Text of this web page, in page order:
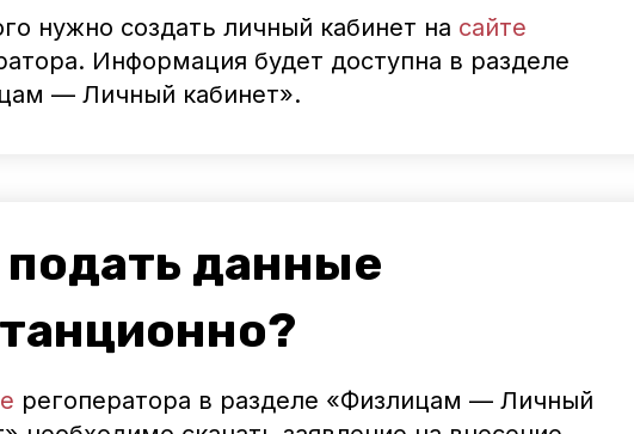
нужно создать личный кабинет на сайте
Информация будет доступна в разделе
— Личный кабинет».
подать данные
регоператора в разделе «Физлицам — Личный